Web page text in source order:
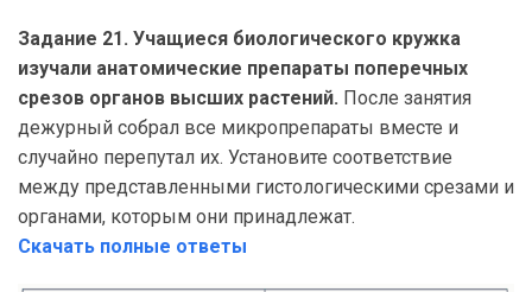
Задание 21. Учащиеся биологического кружка
изучали анатомические препараты поперечных
срезов органов высших растений. После занятия
дежурный собрал все микропрепараты вместе и
случайно перепутал их. Установите соответствие
между представленными гистологическими срезами и
органами, которым они принадлежат.
Скачать полные ответы